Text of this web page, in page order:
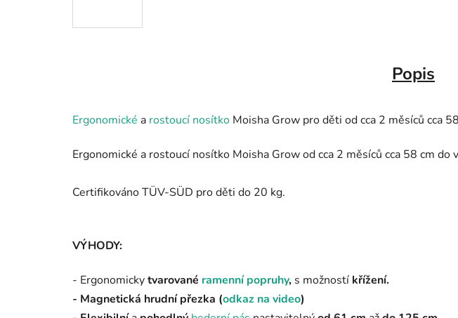
Popis
Ergonomické a rostoucí nosítko Moisha Grow pro děti od cca 2 měsíců cca
Ergonomické a rostoucí nosítko Moisha Grow od cca 2 měsíců cca 58 cm do
Certifikováno TÜV-SÜD pro děti do 20 kg.
VÝHODY:
- Ergonomickytvarované ramenní popruhy, s možností křížení.
- Magnetická hrudní přezka (odkaz na video)